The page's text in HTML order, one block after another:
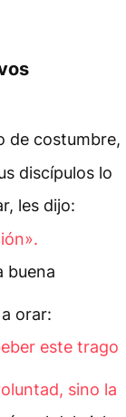
de costumbre,
discípulos lo
les dijo:
».
buena
orar:
este trago
sino la